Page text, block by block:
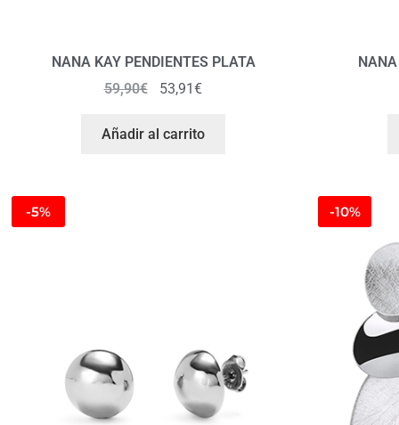
NANA KAY PENDIENTES PLATA
59,90€ 53,91€
Añadir al carrito
-5% -10%